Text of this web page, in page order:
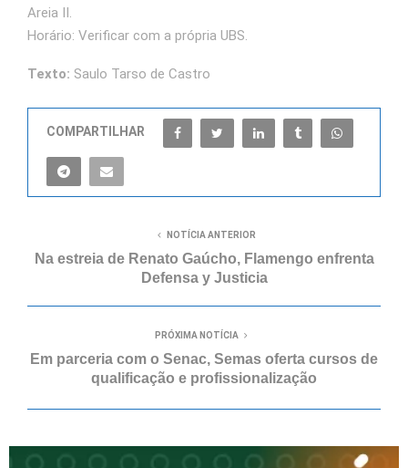
Areia II.
Horário: Verificar com a própria UBS.
Texto: Saulo Tarso de Castro
COMPARTILHAR
NOTÍCIA ANTERIOR
Na estreia de Renato Gaúcho, Flamengo enfrenta
Defensa y Justicia
PRÓXIMA NOTÍCIA
Em parceria com o Senac, Semas oferta cursos de
qualificação e profissionalização